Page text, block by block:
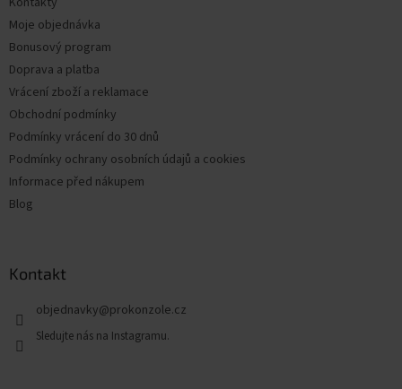
Moje objednávka
Bonusový program
Doprava a platba
Vrácení zboží a reklamace
Obchodní podmínky
Podmínky vrácení do 30 dnů
Podmínky ochrany osobních údajů a cookies
Informace před nákupem
Blog
Kontakt
objednavky@prokonzole.cz